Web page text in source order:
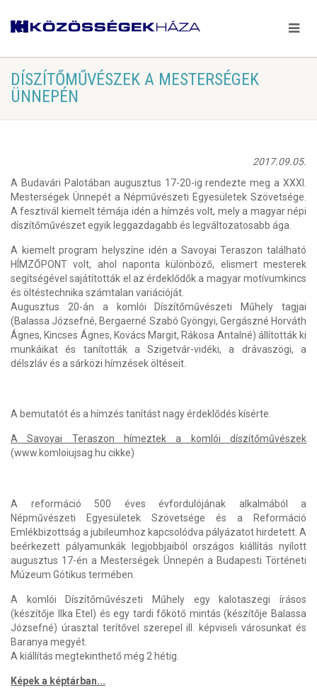
DÍSZÍTŐMŰVÉSZEK A MESTERSÉGEK
ÜNNEPÉN
2017.09.05.
A Budavári Palotában augusztus 17-20-ig rendezte meg a XXXI.
Mesterségek Ünnepét a Népművészeti Egyesületek Szövetsége.
A fesztivál kiemelt témája idén a hímzés volt, mely a magyar népi
díszítőművészet egyik leggazdagabb és legváltozatosabb ága.
A kiemelt program helyszíne idén a Savoyai Teraszon található
HÍMZŐPONT volt, ahol naponta különböző, elismert mesterek
segítségével sajátították el az érdeklődők a magyar motívumkincs
és öltéstechnika számtalan variációját.
Augusztus 20-án a komlói Díszítőművészeti Műhely tagjai
(Balassa Józsefné, Bergaerné Szabó Gyöngyi, Gergászné Horváth
Ágnes, Kincses Ágnes, Kovács Margit, Rákosa Antalné) állították ki
munkáikat és tanították a Szigetvár-vidéki, a drávaszögi, a
délszláv és a sárközi hímzések öltéseit.
A bemutatót és a hímzés tanítást nagy érdeklődés kísérte.
A Savoyai Teraszon hímeztek a komlói díszítőművészek
(www.komloiujsag.hu cikke)
A reformáció 500 éves évfordulójának alkalmából a
Népművészeti Egyesületek Szövetsége és a Reformáció
Emlékbizottság a jubileumhoz kapcsolódva pályázatot hirdetett. A
beérkezett pályamunkák legjobbjaiból országos kiállítás nyílott
augusztus 17-én a Mesterségek Ünnepén a Budapesti Történeti
Múzeum Gótikus termében.
A komlói Díszítőművészeti Műhely egy kalotaszegi írásos
(készítője Ilka Etel) és egy tardi főkötő mintás (készítője Balassa
Józsefné) úrasztal terítővel szerepel ill. képviseli városunkat és
Baranya megyét.
A kiállítás megtekinthető még 2 hétig.
Képek a képtárban...